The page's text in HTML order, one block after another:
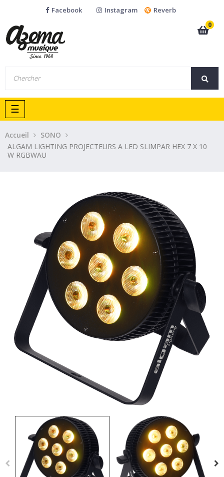
Facebook Instagram
Reverb
0
Basculer
la
navigation
☰
Accueil
SONO
ALGAM LIGHTING PROJECTEURS A LED SLIMPAR HEX 7 X 10
W RGBWAU